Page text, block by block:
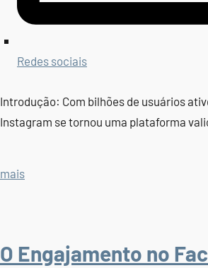
Redes sociais
Introdução: Com bilhões de usuários
Instagram se tornou uma plataforma
mais
O Engajamento no